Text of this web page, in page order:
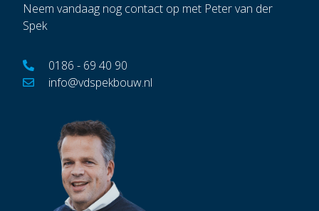
Neem vandaag nog contact op met Peter van der
Spek
0186 - 69 40 90
info@vdspekbouw.nl